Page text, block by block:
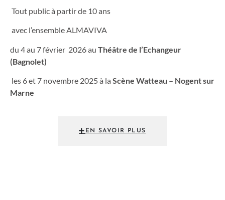
Tout public à partir de 10 ans
avec l’ensemble ALMAVIVA
du 4 au 7 février 2026 au Théâtre de l’Echangeur
(Bagnolet)
les 6 et 7 novembre 2025 à la Scène Watteau – Nogent sur
Marne
EN SAVOIR PLUS